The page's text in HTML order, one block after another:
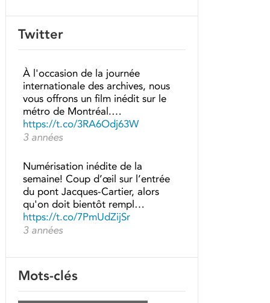
Twitter
À l'occasion de la journée
internationale des archives, nous
vous offrons un film inédit sur le
métro de Montréal.…
https://t.co/3RA6Odj63W
3 années
Numérisation inédite de la
semaine! Coup d’œil sur l’entrée
du pont Jacques-Cartier, alors
qu'on doit bientôt rempl…
https://t.co/7PmUdZijSr
3 années
Mots-clés